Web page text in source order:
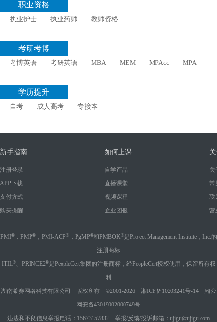
职业资格
执业护士 执业药师 教师资格
考研考博
考博英语 考研英语 MBA MEM MPAcc MPA
学历提升
自考 成人高考 专接本
新手指南
注册登录
APP下载
支付方式
购买提醒
如何上课
自学产品
直播课堂
视频课程
企业团报
关
常
联
营
PMI ®，PMP®，PMI-ACP®，PgMP®和PMBOK®是Project Management Institute，Inc.的
注册商标
ITIL®、PRINCE2®是PeopleCert集团的注册商标，经PeopleCert授权使用，保留所有权
利
湖南希赛网络科技有限公司 版权所有 ©2001-2026 湘ICP备10203241号-14
湘公
网安备43019002000749号
违法和不良信息举报电话：15673157832 举报/反馈/投诉邮箱：ujigu@ujigu.com